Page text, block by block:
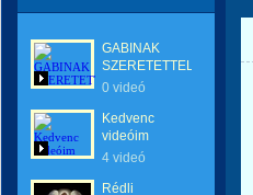
GABINAK
SZERETETTEL
0 videó
Kedvenc
videóim
4 videó
Rédli